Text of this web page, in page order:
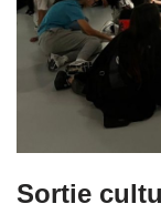
Sortie